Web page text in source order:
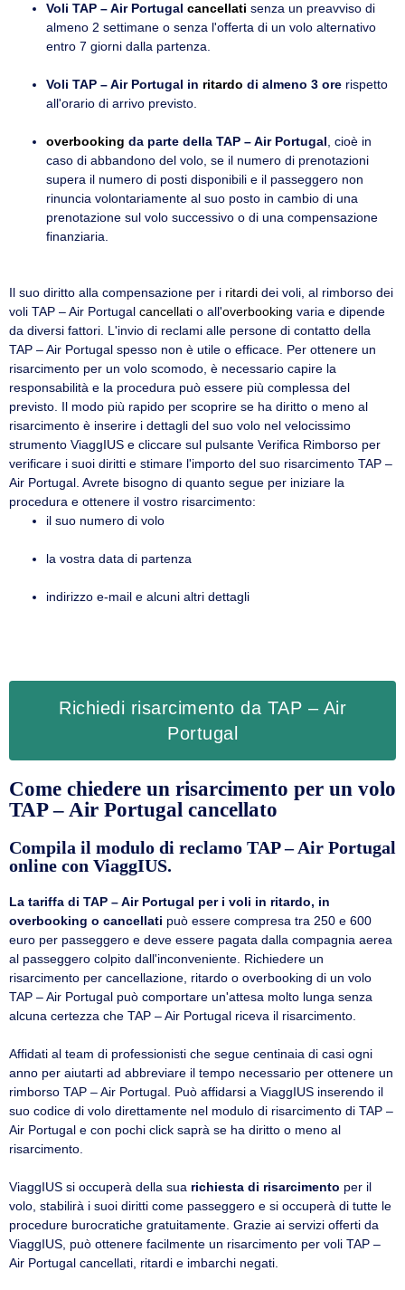
Voli TAP – Air Portugalcancellati senza un preavviso di
almeno 2 settimane o senza l'offerta di un volo alternativo
entro 7 giorni dalla partenza.
Voli TAP – Air Portugal in ritardo di almeno 3 ore rispetto
all'orario di arrivo previsto.
overbooking da parte della TAP – Air Portugal
, cioè in
caso di abbandono del volo, se il numero di prenotazioni
supera il numero di posti disponibili e il passeggero non
rinuncia volontariamente al suo posto in cambio di una
prenotazione sul volo successivo o di una compensazione
finanziaria.
Il suo diritto alla compensazione per i ritardi dei voli, al rimborso dei
voli TAP – Air Portugal cancellati o all'overbooking varia e dipende
da diversi fattori. L'invio di reclami alle persone di contatto della
TAP – Air Portugal spesso non è utile o efficace. Per ottenere un
risarcimento per un volo scomodo, è necessario capire la
responsabilità e la procedura può essere più complessa del
previsto. Il modo più rapido per scoprire se ha diritto o meno al
risarcimento è inserire i dettagli del suo volo nel velocissimo
strumento ViaggIUS e cliccare sul pulsante Verifica Rimborso per
verificare i suoi diritti e stimare l'importo del suo risarcimento TAP –
Air Portugal. Avrete bisogno di quanto segue per iniziare la
procedura e ottenere il vostro risarcimento:
il suo numero di volo
la vostra data di partenza
indirizzo e-mail e alcuni altri dettagli
Richiedi risarcimento da TAP – Air
Portugal
Come chiedere un risarcimento per un volo
TAP – Air Portugal cancellato
Compila il modulo di reclamo TAP – Air Portugal
online con ViaggIUS.
La tariffa di TAP – Air Portugal per i voli in ritardo, in
overbooking o cancellati può essere compresa tra 250 e 600
euro per passeggero e deve essere pagata dalla compagnia aerea
al passeggero colpito dall'inconveniente. Richiedere un
risarcimento per cancellazione, ritardo o overbooking di un volo
TAP – Air Portugal può comportare un'attesa molto lunga senza
alcuna certezza che TAP – Air Portugal riceva il risarcimento.
Affidati al team di professionisti che segue centinaia di casi ogni
anno per aiutarti ad abbreviare il tempo necessario per ottenere un
rimborso TAP – Air Portugal. Può affidarsi a ViaggIUS inserendo il
suo codice di volo direttamente nel modulo di risarcimento di TAP –
Air Portugal e con pochi click saprà se ha diritto o meno al
risarcimento.
ViaggIUS si occuperà della sua richiesta di risarcimento per il
volo, stabilirà i suoi diritti come passeggero e si occuperà di tutte le
procedure burocratiche gratuitamente. Grazie ai servizi offerti da
ViaggIUS, può ottenere facilmente un risarcimento per voli TAP –
Air Portugal cancellati, ritardi e imbarchi negati.